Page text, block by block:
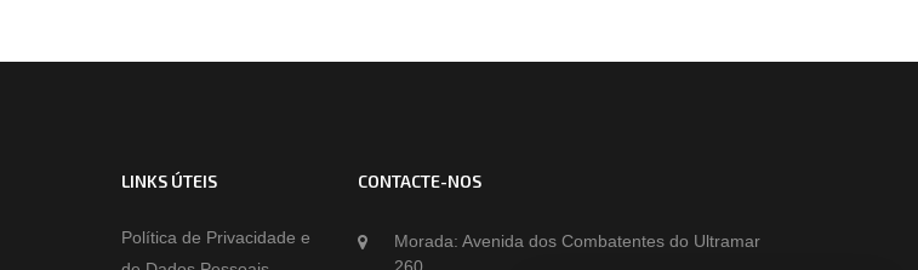
LINKS ÚTEIS
Política de Privacidade e
CONTACTE-NOS
Morada: Avenida dos Combatentes do Ultramar
260,